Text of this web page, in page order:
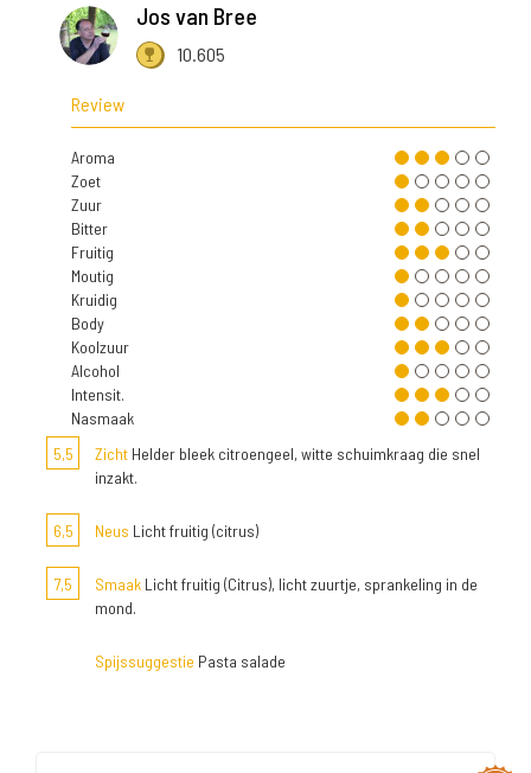
Jos van Bree
10.605
Review
Aroma
Zoet
Zuur
Bitter
Fruitig
Moutig
Kruidig
Body
Koolzuur
Alcohol
Intensit.
Nasmaak
5,5
Zicht Helder bleek citroengeel, witte schuimkraag die snel
inzakt.
6,5 Neus Licht fruitig (citrus)
7,5 Smaak Licht fruitig (Citrus), licht zuurtje, sprankeling in de
mond.
Spijssuggestie Pasta salade